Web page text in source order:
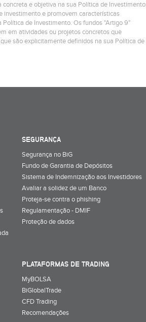
e objetiva na sua Política de
investimento e promovem características
de Investimento. Os fundos "Artigo 9"
em atividades ou projetos concretos que
são explicitamente definidos na sua Política de
SEGURANÇA
Segurança no BiG
Fundo de Garantia de Depósitos
Sistema de Indemnização aos Investidores
Avaliar a solidez de um Banco
Proteja-se contra o phishing
Regulamentação - DMIF
Proteção de dados
PLATAFORMAS DE TRADING
MyBOLSA
BiGlobalTrade
CFD Trading
Recomendações